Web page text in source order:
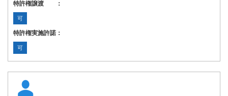
特許権譲渡 ：
可
特許権実施許諾：
可